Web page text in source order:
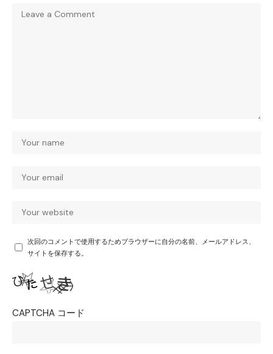
次回のコメントで使用するためブラウザーに自分の名前、メールアドレス、
サイトを保存する。
CAPTCHA コード